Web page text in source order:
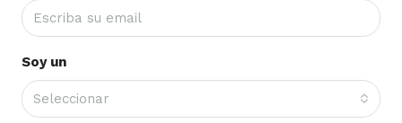
Soy un
Seleccionar